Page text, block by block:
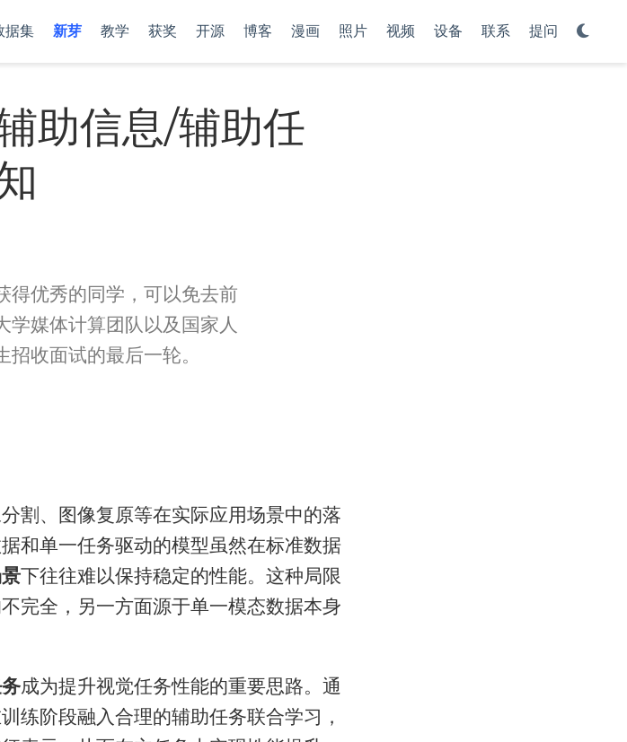
据集 新芽 教学 获奖 开源 博客 漫画 照片 视频 设备 联系 提问
助信息/辅助任
得优秀的同学，可以免去前
学媒体计算团队以及国家人
收面试的最后一轮。
割、图像复原等在实际应用场景中的落
和单一任务驱动的模型虽然在标准数据
下往往难以保持稳定的性能。这种局限
完全，另一方面源于单一模态数据本身
成为提升视觉任务性能的重要思路。通
练阶段融入合理的辅助任务联合学习，